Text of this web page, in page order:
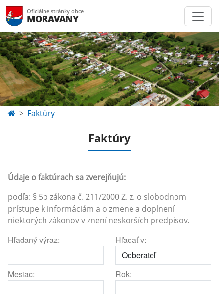
Oficiálne stránky obce
MORAVANY
Faktúry
Faktúry
Údaje o faktúrach sa zverejňujú:
podľa: § 5b zákona č. 211/2000 Z. z. o slobodnom
prístupe k informáciám a o zmene a doplnení
niektorých zákonov v znení neskorších predpisov.
Hľadaný výraz: Hľadať v:
Mesiac: Rok: